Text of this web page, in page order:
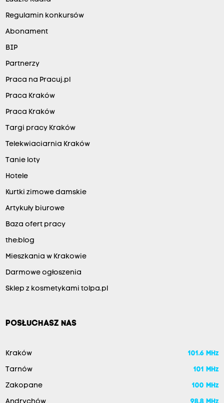
Regulamin konkursów
Abonament
BIP
Partnerzy
Praca na Pracuj.pl
Praca Kraków
Praca Kraków
Targi pracy Kraków
Telekwiaciarnia Kraków
Tanie loty
Hotele
Kurtki zimowe damskie
Artykuły biurowe
Baza ofert pracy
the:blog
Mieszkania w Krakowie
Darmowe ogłoszenia
Sklep z kosmetykami tolpa.pl
POSŁUCHASZ NAS
Kraków 101.6 MHz
Tarnów 101 MHz
Zakopane 100 MHz